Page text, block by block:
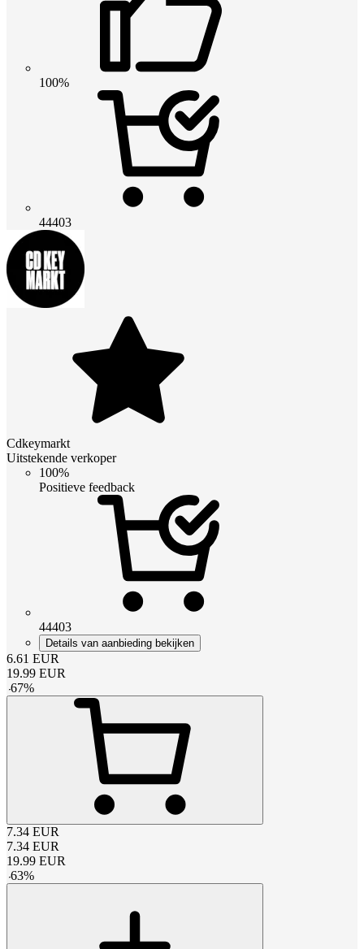
100%
44403
Cdkeymarkt
Uitstekende verkoper
100%
Positieve feedback
44403
Details van aanbieding bekijken
6.61 EUR
19.99 EUR
-67%
7.34 EUR
7.34 EUR
19.99 EUR
-63%